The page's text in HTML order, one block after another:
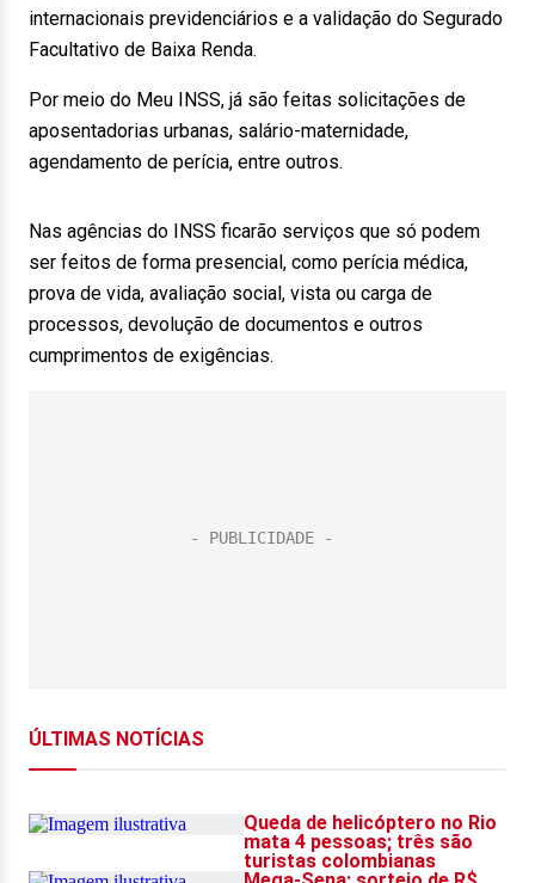
internacionais previdenciários e a validação do Segurado
Facultativo de Baixa Renda.
Por meio do Meu INSS, já são feitas solicitações de
aposentadorias urbanas, salário-maternidade,
agendamento de perícia, entre outros.
Nas agências do INSS ficarão serviços que só podem
ser feitos de forma presencial, como perícia médica,
prova de vida, avaliação social, vista ou carga de
processos, devolução de documentos e outros
cumprimentos de exigências.